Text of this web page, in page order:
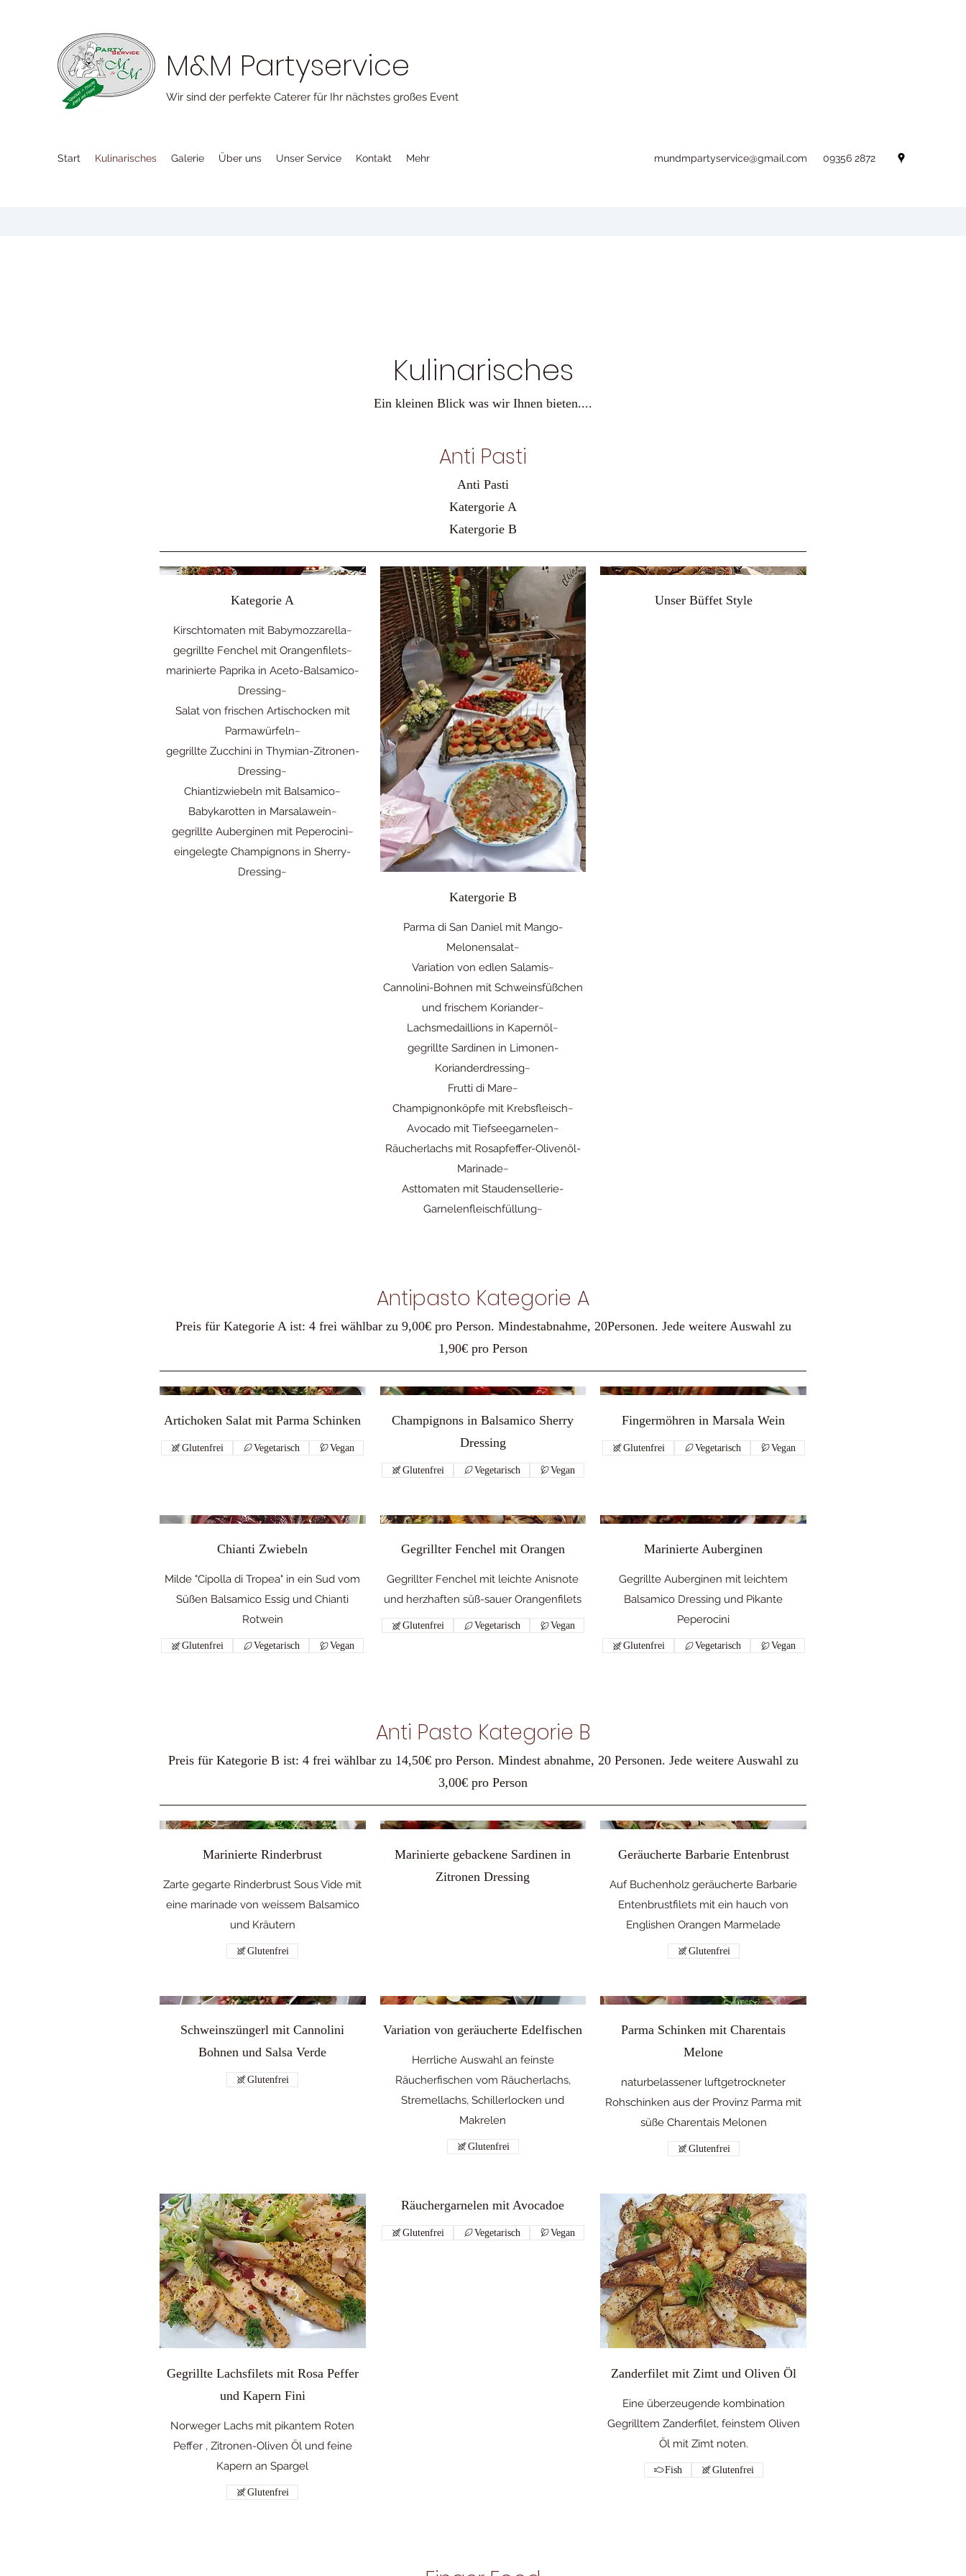
M&M Partyservice
Wir sind der perfekte Caterer für Ihr nächstes großes Event
Start Kulinarisches Galerie Über uns Unser Service Kontakt Mehr mundmpartyservice@gmail.com 09356 2872
Kulinarisches
Anti Pasti
Anti Pasti
Katergorie A
Kategorie A
Kirschtomaten mit Babymozzarella~
gegrillte Fenchel mit Orangenfilets~
marinierte Paprika in Aceto-Balsamico-
Dressing~
Salat von frischen Artischocken mit
Parmawürfeln~
gegrillte Zucchini in Thymian-Zitronen-
Dressing~
Chiantizwiebeln mit Balsamico~
Babykarotten in Marsalawein~
gegrillte Auberginen mit Peperocini~
eingelegte Champignons in Sherry-
Katergorie B
Parma di San Daniel mit Mango-
Melonensalat~
Variation von edlen Salamis~
Cannolini-Bohnen mit Schweinsfüßchen
und frischem Koriander~
Lachsmedaillions in Kapernöl~
gegrillte Sardinen in Limonen-
Korianderdressing~
Frutti di Mare~
Champignonköpfe mit Krebsfleisch~
Avocado mit Tiefseegarnelen~
Räucherlachs mit Rosapfeffer-Olivenöl-
Marinade~
Asttomaten mit Staudensellerie-
Unser Büffet Style
Antipasto Kategorie A
Preis für Kategorie A ist: 4 frei wählbar zu 9,00€ pro Person. Mindestabnahme, 20Personen. Jede weitere Auswahl zu
1,90€ pro Person
Artichoken Salat mit Parma Schinken
Glutenfrei Vegetarisch Vegan
Champignons in Balsamico Sherry
Dressing
Glutenfrei Vegetarisch Vegan
Fingermöhren in Marsala Wein
Glutenfrei Vegetarisch Vegan
Chianti Zwiebeln
Milde "Cipolla di Tropea" in ein Sud vom
Süßen Balsamico Essig und Chianti
Rotwein
Glutenfrei Vegetarisch Vegan
Gegrillter Fenchel mit Orangen
Gegrillter Fenchel mit leichte Anisnote
und herzhaften süß-sauer Orangenfilets
Glutenfrei Vegetarisch Vegan
Marinierte Auberginen
Gegrillte Auberginen mit leichtem
Balsamico Dressing und Pikante
Peperocini
Glutenfrei Vegetarisch Vegan
Anti Pasto Kategorie B
Preis für Kategorie B ist: 4 frei wählbar zu 14,50€ pro Person. Mindest abnahme, 20 Personen. Jede weitere Auswahl zu
3,00€ pro Person
Marinierte Rinderbrust
Zarte gegarte Rinderbrust Sous Vide mit
eine marinade von weissem Balsamico
und Kräutern
Glutenfrei
Marinierte gebackene Sardinen in
Zitronen Dressing
Geräucherte Barbarie Entenbrust
Auf Buchenholz geräucherte Barbarie
Entenbrustfilets mit ein hauch von
Englishen Orangen Marmelade
Glutenfrei
Schweinszüngerl mit Cannolini
Bohnen und Salsa Verde
Glutenfrei
Variation von geräucherte Edelfischen
Herrliche Auswahl an feinste
Räucherfischen vom Räucherlachs,
Stremellachs, Schillerlocken und
Makrelen
Glutenfrei
Parma Schinken mit Charentais
Melone
naturbelassener luftgetrockneter
Rohschinken aus der Provinz Parma mit
süße Charentais Melonen
Glutenfrei
Gegrillte Lachsfilets mit Rosa Peffer
und Kapern Fini
Norweger Lachs mit pikantem Roten
Peffer , Zitronen-Oliven Öl und feine
Kapern an Spargel
Glutenfrei
Räuchergarnelen mit Avocadoe
Glutenfrei Vegetarisch Vegan
Zanderfilet mit Zimt und Oliven Öl
Eine überzeugende kombination
Gegrilltem Zanderfilet, feinstem Oliven
Öl mit Zimt noten.
Fish Glutenfrei